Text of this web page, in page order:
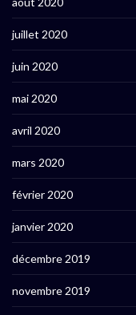
juillet 2020
juin 2020
mai 2020
avril 2020
mars 2020
février 2020
janvier 2020
décembre 2019
novembre 2019